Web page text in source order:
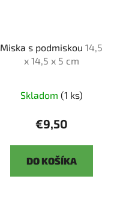
Miska s podmiskou 14,5
x 14,5 x 5 cm
Skladom (1 ks)
€9,50
DO KOŠÍKA